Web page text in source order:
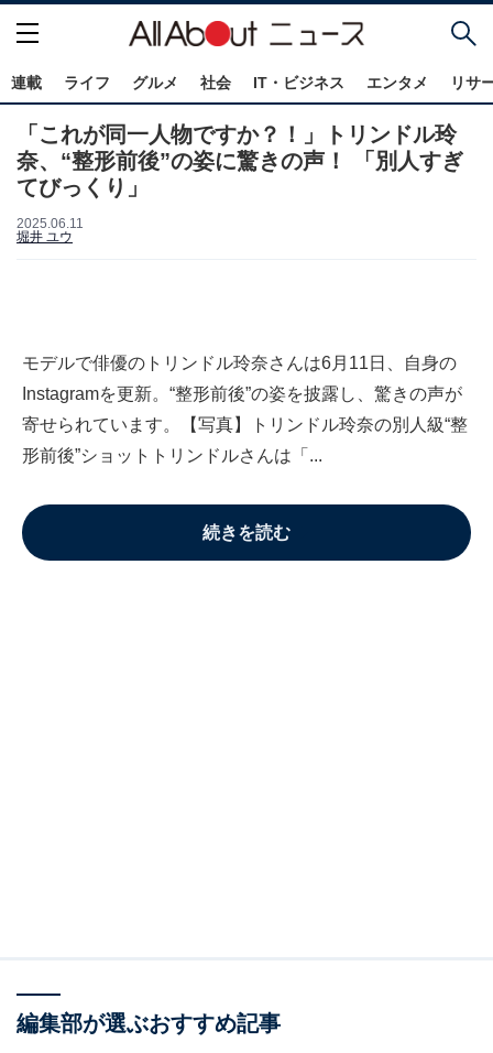
連載 ライフ グルメ 社会 IT・ビジネス エンタメ リサ
「これが同一人物ですか？！」トリンドル玲
奈、“整形前後”の姿に驚きの声！ 「別人すぎ
てびっくり」
2025.06.11
堀井 ユウ
モデルで俳優のトリンドル玲奈さんは6月11日、自身の
Instagramを更新。“整形前後”の姿を披露し、驚きの声が
寄せられています。【写真】トリンドル玲奈の別人級“整
形前後”ショットトリンドルさんは「...
続きを読む
編集部が選ぶおすすめ記事